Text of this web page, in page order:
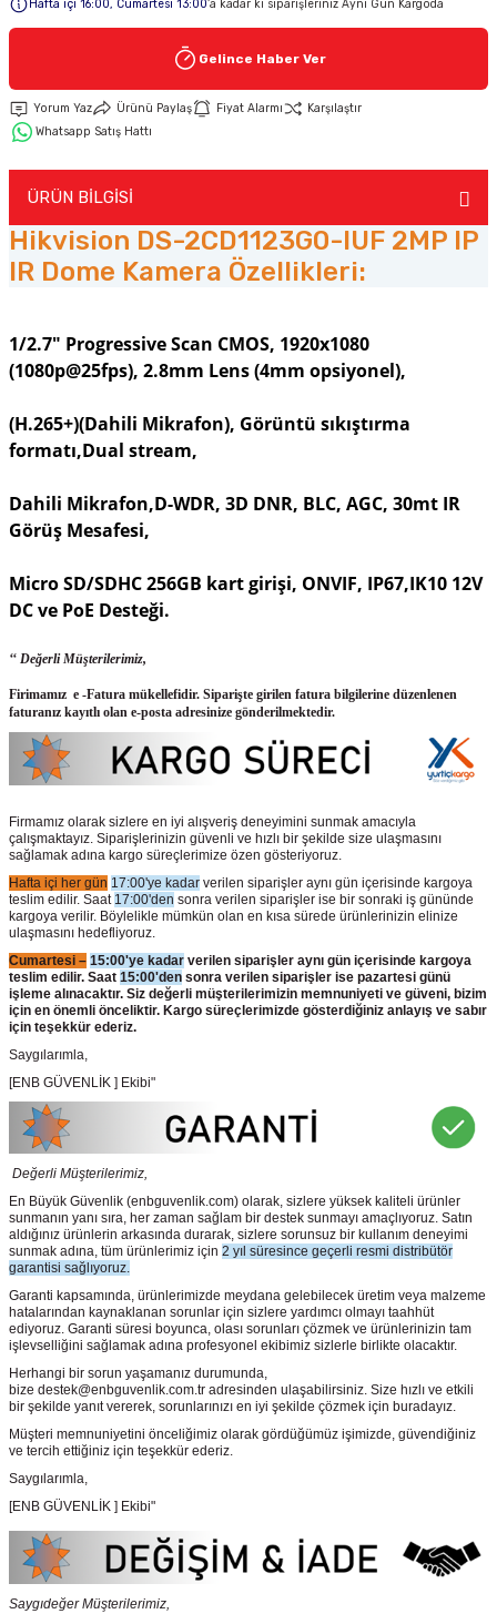
Keypad-Tuş Takımı Ürünler
Hırsız Alarm Aksesuarlar
Hafta içi 16:00, Cumartesi 13:00’a kadar ki siparişleriniz Aynı Gün Kargoda
Gelince Haber Ver
Yorum Yaz Ürünü Paylaş Fiyat Alarmı
Karşılaştır
Whatsapp Satış Hattı
ÜRÜN BİLGİSİ
Hikvision DS-2CD1123G0-IUF 2MP IP
IR Dome Kamera Özellikleri:
1/2.7" Progressive Scan CMOS, 1920x1080
(1080p@25fps), 2.8mm Lens (4mm opsiyonel),
(H.265+)(Dahili Mikrafon), Görüntü sıkıştırma
formatı,Dual stream,
Dahili Mikrafon,D-WDR, 3D DNR, BLC, AGC, 30mt IR
Görüş Mesafesi,
Micro SD/SDHC 256GB kart girişi, ONVIF, IP67,IK10 12V
DC ve PoE Desteği.
‘‘ Değerli Müşterilerimiz,
Firimamız e -Fatura mükellefidir. Siparişte girilen fatura bilgilerine düzenlenen
faturanız kayıtlı olan e-posta adresinize gönderilmektedir.
Firmamız olarak sizlere en iyi alışveriş deneyimini sunmak amacıyla
çalışmaktayız. Siparişlerinizin güvenli ve hızlı bir şekilde size ulaşmasını
sağlamak adına kargo süreçlerimize özen gösteriyoruz.
Hafta içi her gün 17:00'ye kadar verilen siparişler aynı gün içerisinde kargoya
teslim edilir. Saat 17:00'den sonra verilen siparişler ise bir sonraki iş gününde
kargoya verilir. Böylelikle mümkün olan en kısa sürede ürünlerinizin elinize
ulaşmasını hedefliyoruz.
Cumartesi – 15:00'ye kadar verilen siparişler aynı gün içerisinde kargoya
teslim edilir. Saat 15:00'den sonra verilen siparişler ise pazartesi günü
işleme alınacaktır. Siz değerli müşterilerimizin memnuniyeti ve güveni, bizim
için en önemli önceliktir. Kargo süreçlerimizde gösterdiğiniz anlayış ve sabır
için teşekkür ederiz.
Saygılarımla,
[ENB GÜVENLİK ] Ekibi"
Değerli Müşterilerimiz,
En Büyük Güvenlik (enbguvenlik.com) olarak, sizlere yüksek kaliteli ürünler
sunmanın yanı sıra, her zaman sağlam bir destek sunmayı amaçlıyoruz. Satın
aldığınız ürünlerin arkasında durarak, sizlere sorunsuz bir kullanım deneyimi
sunmak adına, tüm ürünlerimiz için 2 yıl süresince geçerli resmi distribütör
garantisi sağlıyoruz.
Garanti kapsamında, ürünlerimizde meydana gelebilecek üretim veya malzeme
hatalarından kaynaklanan sorunlar için sizlere yardımcı olmayı taahhüt
ediyoruz. Garanti süresi boyunca, olası sorunları çözmek ve ürünlerinizin tam
işlevselliğini sağlamak adına profesyonel ekibimiz sizlerle birlikte olacaktır.
Herhangi bir sorun yaşamanız durumunda,
bize destek@enbguvenlik.com.tr adresinden ulaşabilirsiniz. Size hızlı ve etkili
bir şekilde yanıt vererek, sorunlarınızı en iyi şekilde çözmek için buradayız.
Müşteri memnuniyetini önceliğimiz olarak gördüğümüz işimizde, güvendiğiniz
ve tercih ettiğiniz için teşekkür ederiz.
Saygılarımla,
[ENB GÜVENLİK ] Ekibi"
Saygıdeğer Müşterilerimiz,